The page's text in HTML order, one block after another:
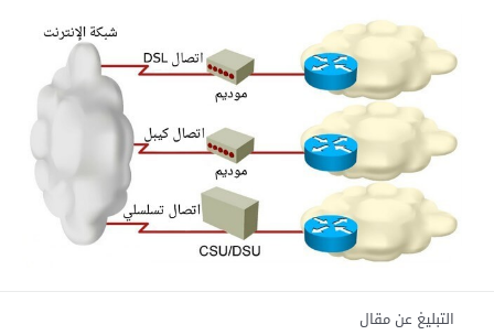
التبليغ عن مقال